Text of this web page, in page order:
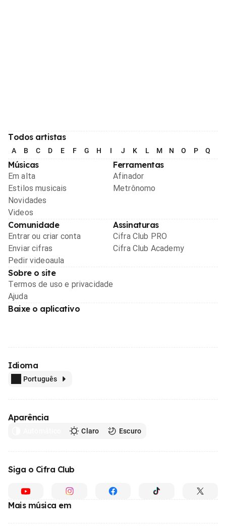
Todos artistas
A B C D E F G H I J K L M N O P Q
Músicas
Em alta
Estilos musicais
Novidades
Videos
Ferramentas
Afinador
Metrônomo
Comunidade
Entrar ou criar conta
Enviar cifras
Pedir videoaula
Assinaturas
Cifra Club PRO
Cifra Club Academy
Sobre o site
Termos de uso e privacidade
Ajuda
Baixe o aplicativo
Idioma
Português
Aparência
Claro Escuro
Siga o Cifra Club
Mais música em